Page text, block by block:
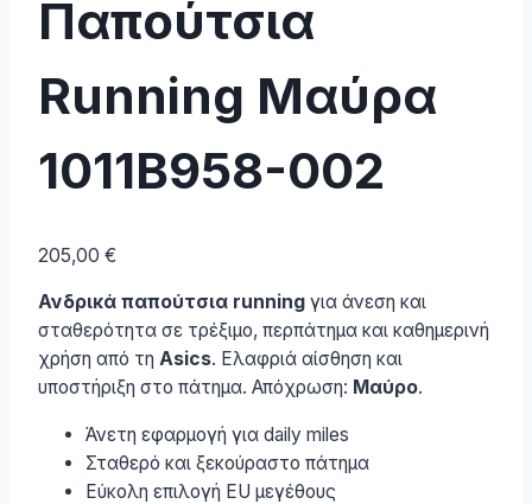
Παπούτσια
Running Μαύρα
1011B958-002
205,00 €
Ανδρικά παπούτσια running για άνεση και
σταθερότητα σε τρέξιμο, περπάτημα και καθημερινή
χρήση από τη Asics. Ελαφριά αίσθηση και
υποστήριξη στο πάτημα. Απόχρωση: Μαύρο.
Άνετη εφαρμογή για daily miles
Σταθερό και ξεκούραστο πάτημα
Εύκολη επιλογή EU μεγέθους